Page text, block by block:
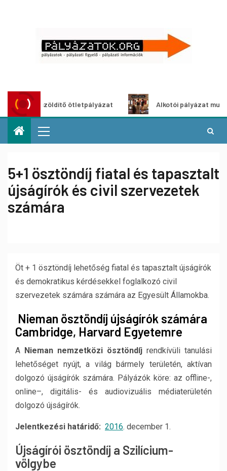
ötletpályázat Alkotói pályázat multimédia-
5+1 ösztöndíj fiatal és tapasztalt
újságírók és civil szervezetek
számára
Öt + 1 ösztöndíj lehetőség fiatal és tapasztalt újságírók
és demokratikus kérdésekkel foglalkozó civil
szervezetek számára számára az Egyesült Államokba.
Nieman ösztöndíj újságírók számára
Cambridge, Harvard Egyetemre
A Nieman nemzetközi ösztöndíj rendkívüli tanulási
lehetőséget nyújt, a világ bármely területén, aktívan
dolgozó újságírók számára. Pályázók köre: az offline-,
online–, digitális- és audiovizuális médiaterületén
dolgozó újságírók.
Jelentkezési határidő: 2016. december 1.
Újságírói ösztöndíj a Szilícium-
völgybe